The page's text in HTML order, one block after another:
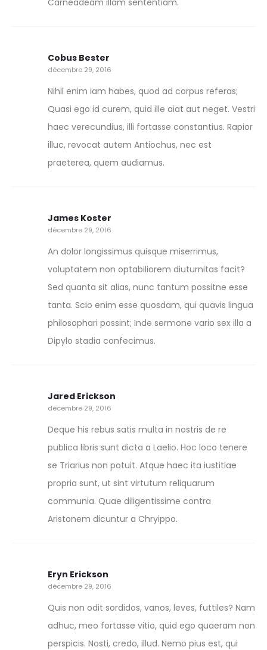
Carneadeam illam sententiam.
Cobus Bester
décembre 29, 2016
Nihil enim iam habes, quod ad corpus referas;
Quasi ego id curem, quid ille aiat aut neget. Vestri
haec verecundius, illi fortasse constantius. Rapior
illuc, revocat autem Antiochus, nec est
praeterea, quem audiamus.
James Koster
décembre 29, 2016
An dolor longissimus quisque miserrimus,
voluptatem non optabiliorem diuturnitas facit?
Sed quanta sit alias, nunc tantum possitne esse
tanta. Scio enim esse quosdam, qui quavis lingua
philosophari possint; Inde sermone vario sex illa a
Dipylo stadia confecimus.
Jared Erickson
décembre 29, 2016
Deque his rebus satis multa in nostris de re
publica libris sunt dicta a Laelio. Hoc loco tenere
se Triarius non potuit. Atque haec ita iustitiae
propria sunt, ut sint virtutum reliquarum
communia. Quae diligentissime contra
Aristonem dicuntur a Chryippo.
Eryn Erickson
décembre 29, 2016
Quis non odit sordidos, vanos, leves, futtiles? Nam
adhuc, meo fortasse vitio, quid ego quaeram non
perspicis. Nosti, credo, illud. Nemo pius est, qui